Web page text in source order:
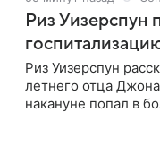
Риз Уизерспун
Риз Уизерспун
летнего отца
накануне попал в